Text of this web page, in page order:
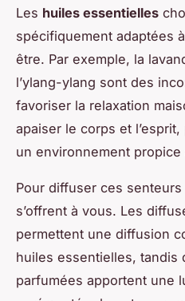
Les huiles essentielles
spécifiquement adaptées
être. Par exemple, la
l’ylang-ylang sont des
favoriser la relaxation
apaiser le corps et
un environnement propice
Pour diffuser ces
s’offrent à vous. Les
permettent une diffusion
huiles essentielles, tandis
parfumées apportent une